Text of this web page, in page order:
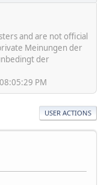
and are not official
Meinungen der
der
PM
USER ACTIONS